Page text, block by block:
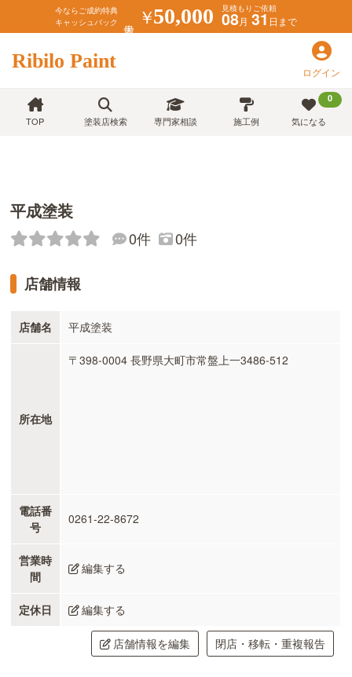
今ならご成約特典
キャッシュバック
￥50,000 見積もりご依頼
08月 31日まで
Ribilo Paint ログイン
TOP 塗装店検索 専門家相談 施工例
0
気になる
平成塗装
0件 0件
店舗情報
店舗名 平成塗装
所在地
〒398-0004 長野県大町市常盤上一3486-512
電話番
号
0261-22-8672
営業時
間
編集する
定休日 編集する
店舗情報を編集 閉店・移転・重複報告